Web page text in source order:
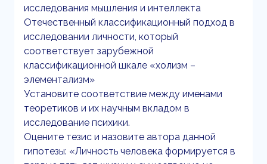
исследования мышления и интеллекта
Отечественный классификационный подход в
исследовании личности, который
соответствует зарубежной
классификационной шкале «холизм –
элементализм»
Установите соответствие между именами
теоретиков и их научным вкладом в
исследование психики.
Оцените тезис и назовите автора данной
гипотезы: «Личность человека формируется в